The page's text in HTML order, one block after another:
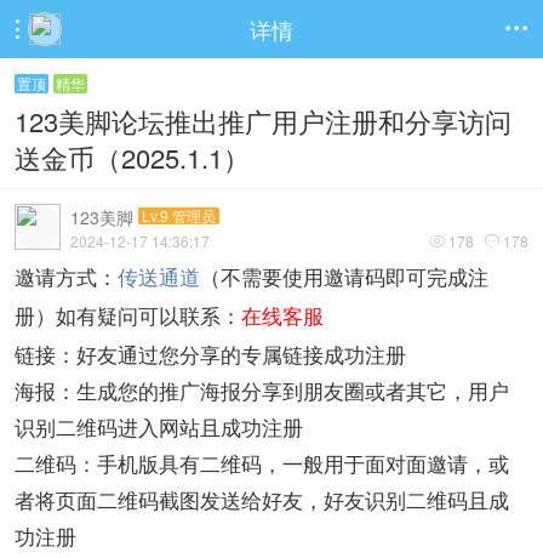
 详情 
置顶 精华
123美脚论坛推出推广用户注册和分享访问
送金币（2025.1.1）
123美脚 Lv.9 管理员
 178  178
2024-12-17 14:36:17
邀请方式： 传送通道 （不需要使用邀请码即可完成注
册） 如有疑问可以联系： 在线客服
链接：好友通过您分享的专属链接成功注册
海报：生成您的推广海报分享到朋友圈或者其它，用户
识别二维码进入网站且成功注册
二维码：手机版具有二维码，一般用于面对面邀请，或
者将页面二维码截图发送给好友，好友识别二维码且成
功注册